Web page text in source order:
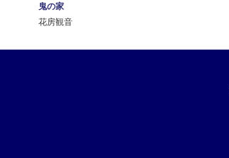
鬼の家
花房観音